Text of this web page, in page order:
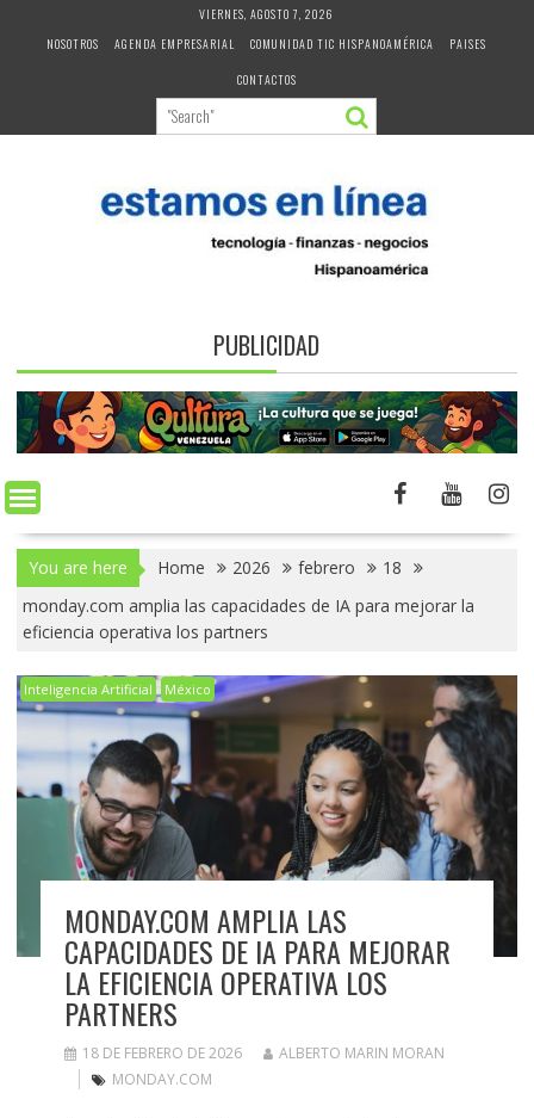
VIERNES, AGOSTO 7, 2026
NOSOTROS
AGENDA EMPRESARIAL COMUNIDAD TIC HISPANOAMÉRICA
PAISES
CONTACTOS
PUBLICIDAD
You are here Home 2026 febrero
18
monday.com amplia las capacidades de IA para mejorar la
eficiencia operativa los partners
Inteligencia Artificial México
MONDAY.COM AMPLIA LAS
CAPACIDADES DE IA PARA MEJORAR
LA EFICIENCIA OPERATIVA LOS
PARTNERS
18 DE FEBRERO DE 2026
ALBERTO MARIN MORAN
MONDAY.COM